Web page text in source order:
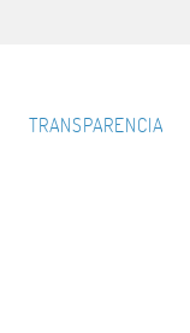
TRANSPARENCIA